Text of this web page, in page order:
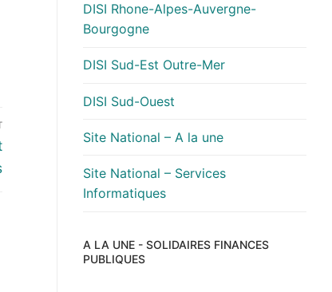
DISI Rhone-Alpes-Auvergne-
Bourgogne
DISI Sud-Est Outre-Mer
DISI Sud-Ouest
Site National – A la une
Site National – Services
Informatiques
A LA UNE - SOLIDAIRES FINANCES
PUBLIQUES